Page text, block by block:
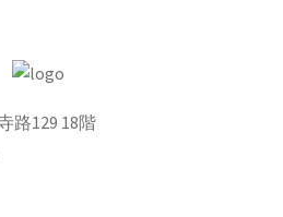
路129 18階